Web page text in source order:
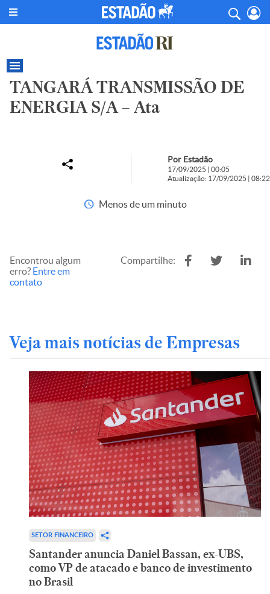
TANGARÁ TRANSMISSÃO DE
ENERGIA S/A – Ata
Por Estadão
17/09/2025 | 00:05
Atualização: 17/09/2025 | 08:22
Menos de um minuto
Encontrou algum
erro? Entre em
contato
Compartilhe:
Veja mais notícias de Empresas
SETOR FINANCEIRO
Santander anuncia Daniel Bassan, ex-UBS,
como VP de atacado e banco de investimento
no Brasil